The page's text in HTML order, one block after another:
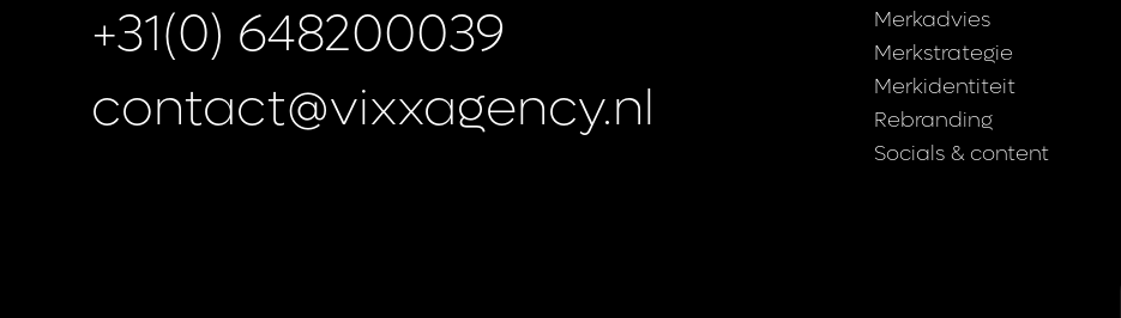
+31(0) 648200039
contact@vixxagency.nl
Merkadvies
Merkstrategie
Merkidentiteit
Rebranding
Socials & content